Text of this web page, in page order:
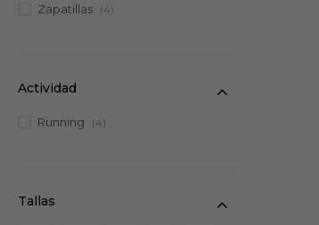
Zapatillas (4)
Actividad
Running (4)